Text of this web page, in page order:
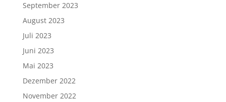
September 2023
August 2023
Juli 2023
Juni 2023
Mai 2023
Dezember 2022
November 2022